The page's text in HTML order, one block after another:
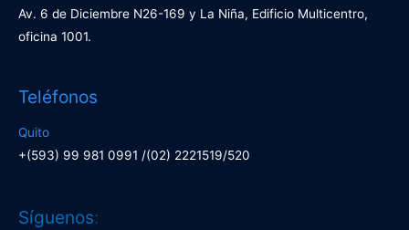
Av. 6 de Diciembre N26-169 y La Niña, Edificio Multicentro,
oficina 1001.
Teléfonos
Quito
+(593) 99 981 0991 /(02) 2221519/520
Síguenos:
Facebook
LinkedIn